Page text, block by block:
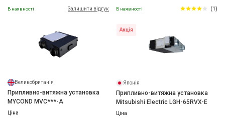
В наявності Залишити відгук
Великобританія
Припливно-витяжна установка
MYCOND MVC***-A
Ціна
В наявності (1)
Акція
Японія
Припливно-витяжна установка
Mitsubishi Electric LGH-65RVX-E
Ціна